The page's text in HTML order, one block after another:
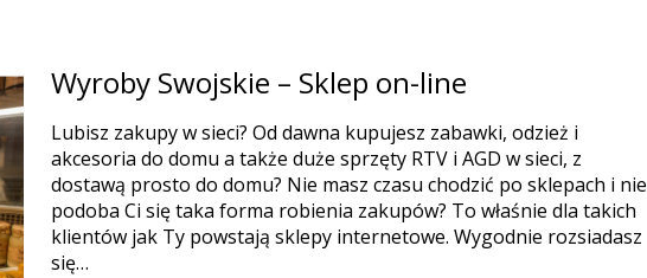
Wyroby Swojskie – Sklep on-line
Lubisz zakupy w sieci? Od dawna kupujesz zabawki, odzież i
akcesoria do domu a także duże sprzęty RTV i AGD w sieci, z
dostawą prosto do domu? Nie masz czasu chodzić po sklepach i nie
podoba Ci się taka forma robienia zakupów? To właśnie dla takich
klientów jak Ty powstają sklepy internetowe. Wygodnie rozsiadasz
się…